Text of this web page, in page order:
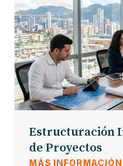
Estructuración
de Proyectos
MÁS INFORMACIÓN